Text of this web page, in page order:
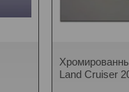
Land Cruiser